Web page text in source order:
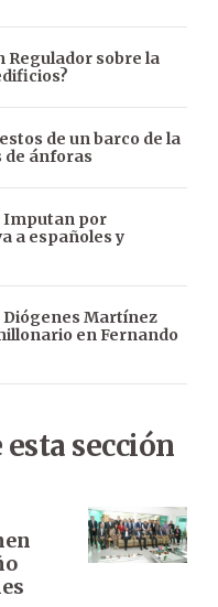
Regulador sobre la
de un barco de la
de ánforas
Imputan por
a españoles y
Diógenes Martínez
en Fernando
sección